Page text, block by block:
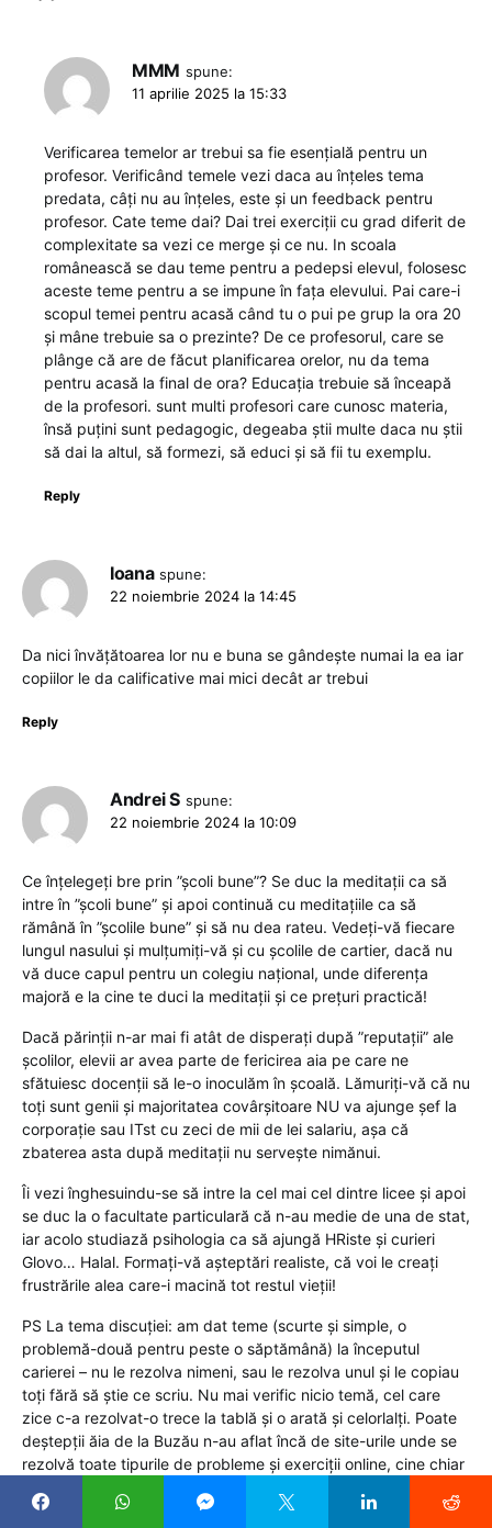
MMM spune:
11 aprilie 2025 la 15:33
Verificarea temelor ar trebui sa fie esențială pentru un
profesor. Verificând temele vezi daca au înțeles tema
predata, câți nu au înțeles, este și un feedback pentru
profesor. Cate teme dai? Dai trei exerciții cu grad diferit de
complexitate sa vezi ce merge și ce nu. In scoala
românească se dau teme pentru a pedepsi elevul, folosesc
aceste teme pentru a se impune în fața elevului. Pai care-i
scopul temei pentru acasă când tu o pui pe grup la ora 20
și mâne trebuie sa o prezinte? De ce profesorul, care se
plânge că are de făcut planificarea orelor, nu da tema
pentru acasă la final de ora? Educația trebuie să înceapă
de la profesori. sunt multi profesori care cunosc materia,
însă puțini sunt pedagogic, degeaba știi multe daca nu știi
să dai la altul, să formezi, să educi și să fii tu exemplu.
Reply
Ioana spune:
22 noiembrie 2024 la 14:45
Da nici învățătoarea lor nu e buna se gândește numai la ea iar
copiilor le da calificative mai mici decât ar trebui
Reply
Andrei S spune:
22 noiembrie 2024 la 10:09
Ce înțelegeți bre prin ”școli bune”? Se duc la meditații ca să
intre în ”școli bune” și apoi continuă cu meditațiile ca să
rămână în ”școlile bune” și să nu dea rateu. Vedeți-vă fiecare
lungul nasului și mulțumiți-vă și cu școlile de cartier, dacă nu
vă duce capul pentru un colegiu național, unde diferența
majoră e la cine te duci la meditații și ce prețuri practică!
Dacă părinții n-ar mai fi atât de disperați după ”reputații” ale
școlilor, elevii ar avea parte de fericirea aia pe care ne
sfătuiesc docenții să le-o inoculăm în școală. Lămuriți-vă că nu
toți sunt genii și majoritatea covârșitoare NU va ajunge șef la
corporație sau ITst cu zeci de mii de lei salariu, așa că
zbaterea asta după meditații nu servește nimănui.
Îi vezi înghesuindu-se să intre la cel mai cel dintre licee și apoi
se duc la o facultate particulară că n-au medie de una de stat,
iar acolo studiază psihologia ca să ajungă HRiste și curieri
Glovo… Halal. Formați-vă așteptări realiste, că voi le creați
frustrările alea care-i macină tot restul vieții!
PS La tema discuției: am dat teme (scurte și simple, o
problemă-două pentru peste o săptămână) la începutul
carierei – nu le rezolva nimeni, sau le rezolva unul și le copiau
toți fără să știe ce scriu. Nu mai verific nicio temă, cel care
zice c-a rezolvat-o trece la tablă și o arată și celorlalți. Poate
deștepții ăia de la Buzău n-au aflat încă de site-urile unde se
rezolvă toate tipurile de probleme și exerciții online, cine chiar
acolo fără să aibă habar ce-a scris, și vine la noi să se laude.